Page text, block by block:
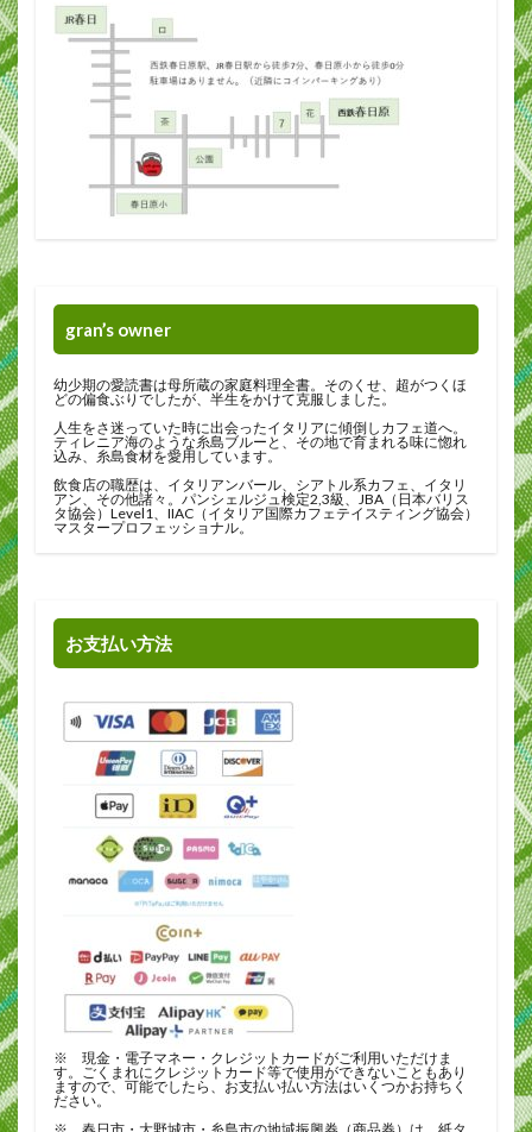
gran’s owner
幼少期の愛読書は母所蔵の家庭料理全書。そのくせ、超がつくほ
どの偏食ぶりでしたが、半生をかけて克服しました。
人生をさ迷っていた時に出会ったイタリアに傾倒しカフェ道へ。
ティレニア海のような糸島ブルーと、その地で育まれる味に惚れ
込み、糸島食材を愛用しています。
飲食店の職歴は、イタリアンバール、シアトル系カフェ、イタリ
アン、その他諸々。パンシェルジュ検定2,3級、JBA（日本バリス
タ協会）Level1、IIAC（イタリア国際カフェテイスティング協会）
マスタープロフェッショナル。
お支払い方法
※ 現金・電子マネー・クレジットカードがご利用いただけま
す。ごくまれにクレジットカード等で使用ができないこともあり
ますので、可能でしたら、お支払い払い方法はいくつかお持ちく
ださい。